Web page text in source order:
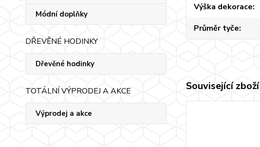
Módní doplňky
DŘEVĚNÉ HODINKY
Dřevěné hodinky
TOTÁLNÍ VÝPRODEJ A AKCE
Výprodej a akce
Výška dekorace
Průměr tyče
Související zboží